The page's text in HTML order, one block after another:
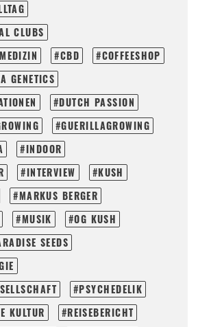
CLUBS
CBD
COFFEESHOP
GENETICS
DUTCH PASSION
GUERILLAGROWING
INDOOR
INTERVIEW
KUSH
MARKUS BERGER
MUSIK
OG KUSH
SEEDS
PSYCHEDELIK
KULTUR
REISEBERICHT